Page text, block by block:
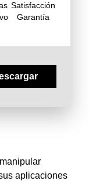
Satisfacción
Garantía
aplicaciones